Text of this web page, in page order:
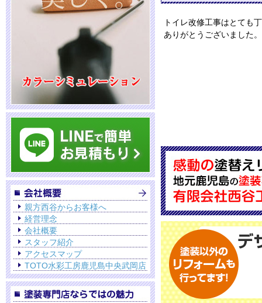
親方西谷からお客様へ
経営理念
会社概要
スタッフ紹介
アクセスマップ
TOTO水彩工房鹿児島中央武岡店
トイレ改修工事はとても
ありがとうございました。